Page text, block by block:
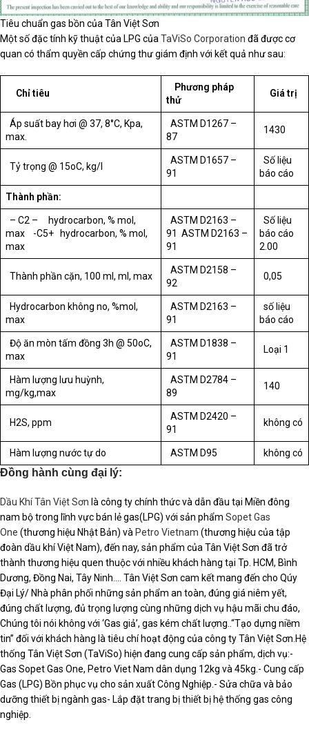
Tiêu chuẩn gas bồn của Tân Việt Sơn
Một số đặc tính kỹ thuật của LPG của TaViSo Corporation đã được cơ
quan có thẩm quyền cấp chứng thư giám định với kết quả như sau:
Chỉ tiêu
Phương pháp
thử
Giá trị
Áp suất bay hơi @ 37, 8°C, Kpa,
max.
ASTM D1267 –
87
1430
Tỷ trọng @ 15oC, kg/l
ASTM D1657 –
91
Số liệu
báo cáo
Thành phần:
– C2 – hydrocarbon, % mol,
max -C5+ hydrocarbon, % mol,
max
ASTM D2163 –
91 ASTM D2163 –
91
Số liệu
báo cáo
2.00
Thành phần cặn, 100 ml, ml, max
ASTM D2158 –
92
0,05
Hydrocarbon không no, %mol,
max
ASTM D2163 –
91
số liệu
báo cáo
Độ ăn mòn tấm đồng 3h @ 50oC,
max
ASTM D1838 –
91
Loại 1
Hàm lượng lưu huỳnh,
mg/kg,max
ASTM D2784 –
89
140
H2S, ppm
ASTM D2420 –
91
không có
Hàm lượng nước tự do ASTM D95 không có
Đồng hành cùng đại lý:
Dầu Khí Tân Việt Sơn là công ty chính thức và dẫn đầu tại Miền đông
nam bộ trong lĩnh vực bán lẻ gas(LPG) với sản phẩm Sopet Gas
One (thương hiệu Nhật Bản) và Petro Vietnam (thương hiệu của tập
đoàn dầu khí Việt Nam), đến nay, sản phẩm của Tân Việt Sơn đã trở
thành thương hiệu quen thuộc với nhiều khách hàng tại Tp. HCM, Bình
Dương, Đồng Nai, Tây Ninh…. Tân Việt Sơn cam kết mang đến cho Qúy
Đại Lý/ Nhà phân phối những sản phẩm an toàn, đúng giá niêm yết,
đúng chất lượng, đủ trọng lượng cùng những dịch vụ hậu mãi chu đáo,
Chúng tôi nói không với ‘Gas giả’, gas kém chất lượng..“Tạo dựng niềm
tin” đối với khách hàng là tiêu chí hoạt động của công ty Tân Việt Sơn.Hệ
thống Tân Việt Sơn (TaViSo) hiện đang cung cấp sản phẩm, dịch vụ:-
Gas Sopet Gas One, Petro Viet Nam dân dụng 12kg và 45kg.- Cung cấp
Gas (LPG) Bồn phục vụ cho sản xuất Công Nghiệp.- Sửa chữa và bảo
dưỡng thiết bị ngành gas- Lắp đặt trang bị thiết bị hệ thống gas công
nghiệp.